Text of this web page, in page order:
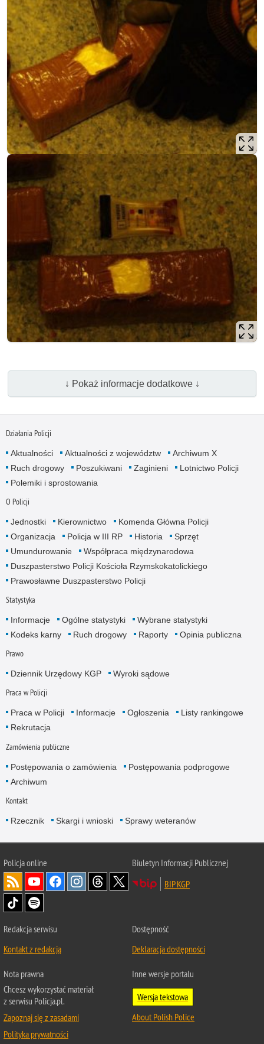
↓ Pokaż informacje dodatkowe ↓
Działania Policji
Aktualności Aktualności z województw
Archiwum X
Ruch drogowy
Poszukiwani Zaginieni
Lotnictwo Policji
Polemiki i sprostowania
O Policji
Jednostki Kierownictwo
Komenda Główna Policji
Organizacja
Policja w III RP Historia
Sprzęt
Umundurowanie
Współpraca międzynarodowa
Duszpasterstwo Policji Kościoła Rzymskokatolickiego
Prawosławne Duszpasterstwo Policji
Statystyka
Informacje Ogólne statystyki
Wybrane statystyki
Kodeks karny
Ruch drogowy Raporty Opinia publiczna
Prawo
Dziennik Urzędowy KGP Wyroki sądowe
Praca w Policji
Praca w Policji Informacje Ogłoszenia
Listy rankingowe
Rekrutacja
Zamówienia publiczne
Postępowania o zamówienia
Postępowania podprogowe
Archiwum
Kontakt
Rzecznik Skargi i wnioski Sprawy weteranów
Policjaonline
Biuletyn Informacji Publicznej
BIP KGP
Redakcja serwisu
Kontakt z redakcją
Dostępność
Deklaracja dostępności
Nota prawna
Chcesz wykorzystać materiał
z serwisu Policja.pl.
Zapoznaj się z zasadami
Polityka prywatności
Inne wersje portalu
Wersja tekstowa
About Polish Police